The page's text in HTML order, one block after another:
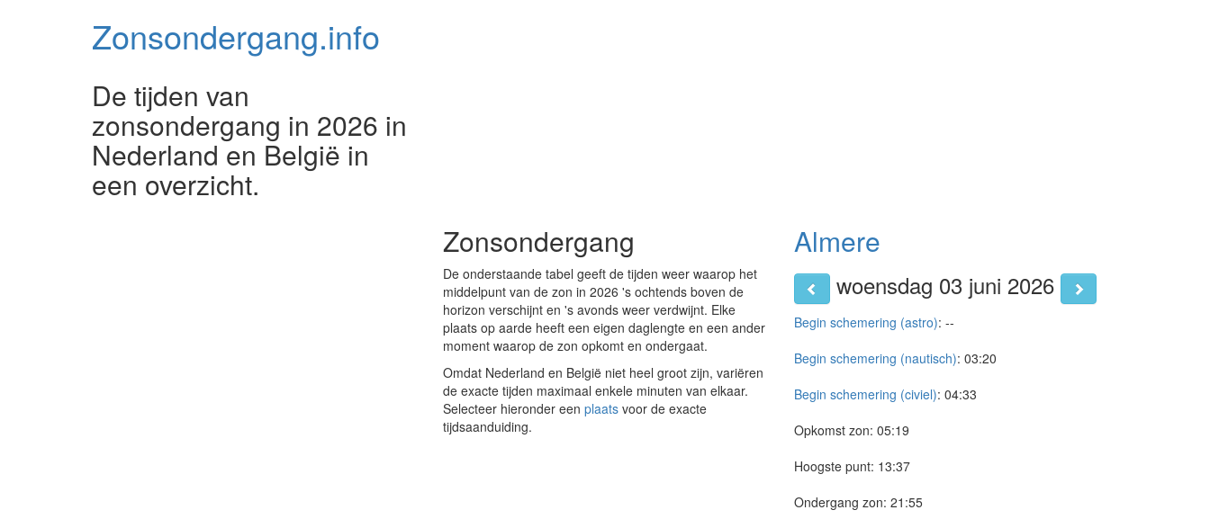
Zonsondergang.info
De tijden van
zonsondergang in 2026 in
Nederland en België in
een overzicht.
Zonsondergang
De onderstaande tabel geeft de tijden weer waarop het
middelpunt van de zon in 2026 's ochtends boven de
horizon verschijnt en 's avonds weer verdwijnt. Elke
plaats op aarde heeft een eigen daglengte en een ander
moment waarop de zon opkomt en ondergaat.
Omdat Nederland en België niet heel groot zijn, variëren
de exacte tijden maximaal enkele minuten van elkaar.
Selecteer hieronder een plaats voor de exacte
tijdsaanduiding.
Almere
woensdag 03 juni 2026
Begin schemering (astro): --
Begin schemering (nautisch): 03:20
Begin schemering (civiel): 04:33
Opkomst zon: 05:19
Hoogste punt: 13:37
Ondergang zon: 21:55